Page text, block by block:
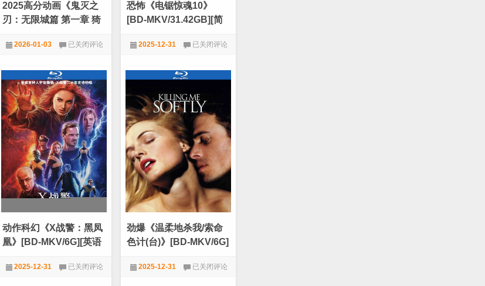
2025高分动画《鬼灭之
刃：无限城篇 第一章 猗
字 2026-01-03
高
动
画
《鬼
灭
之
刃：
无
限
城
篇
第
一
章
猗
再
袭》
1080p.HD
字
已关闭评论
恐怖《电锯惊魂10》
[BD-MKV/31.42GB][简
2025-12-31
怖
锯
惊
10》
[BD-
MKV/31.42GB]
[简
繁
英
字
幕]
[4K-
2160P]
已关闭评论
动作科幻《X战警：黑凤
凰》[BD-MKV/6G][英语
2025-12-31
作
已关闭评论
劲爆《温柔地杀我/索命
色计(台)》[BD-MKV/6G]
刺激]2025-12-31
爆
已关闭评论